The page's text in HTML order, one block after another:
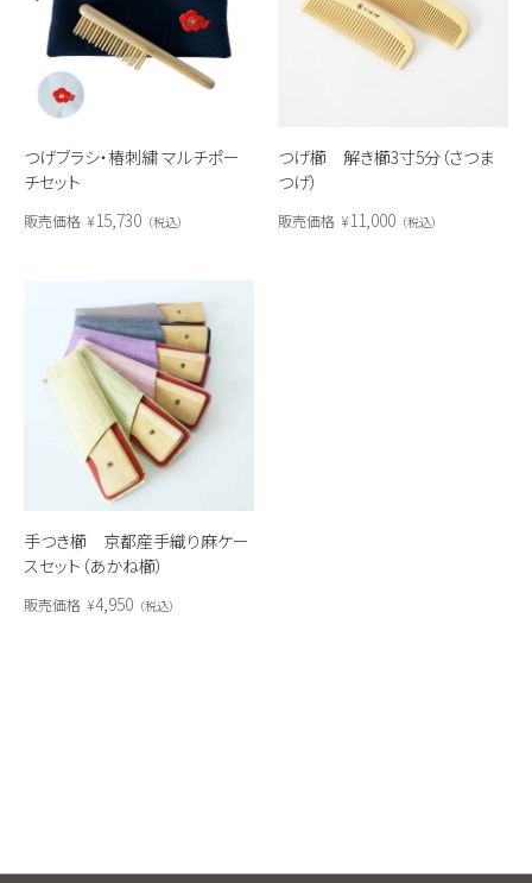
つげブラシ・椿刺繍 マルチポー
チセット
販売価格 ¥15,730 税込
つげ櫛 解き櫛3寸5分（さつま
つげ）
販売価格 ¥11,000 税込
手つき櫛 京都産手織り麻ケー
スセット（あかね櫛）
販売価格 ¥4,950 税込